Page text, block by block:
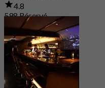
4.8
598 Réservé
De฿ 479